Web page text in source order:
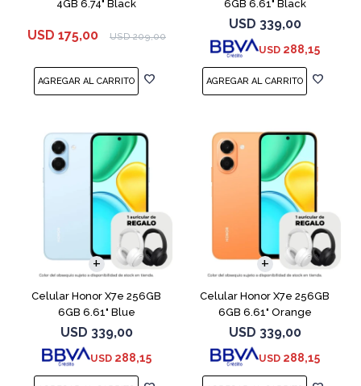
4GB 6.74" Black
USD 175,00 USD 209,00
6GB 6.61" Black
USD 339,00
USD 288,15
Celular Honor X7e 256GB
6GB 6.61" Blue
USD 339,00
USD 288,15
COMPARAR
Celular Honor X7e 256GB
6GB 6.61" Orange
USD 339,00
USD 288,15
COMPARAR